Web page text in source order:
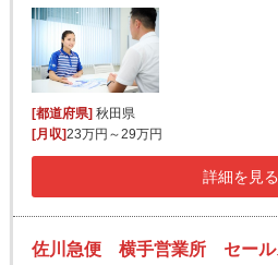
[都道府県]秋田県
[月収]23万円～29万円
詳細を見る